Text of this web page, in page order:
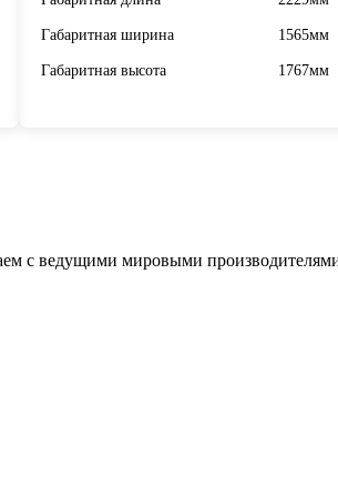
Габаритная ширина 1565мм
Габаритная высота 1767мм
с ведущими мировыми